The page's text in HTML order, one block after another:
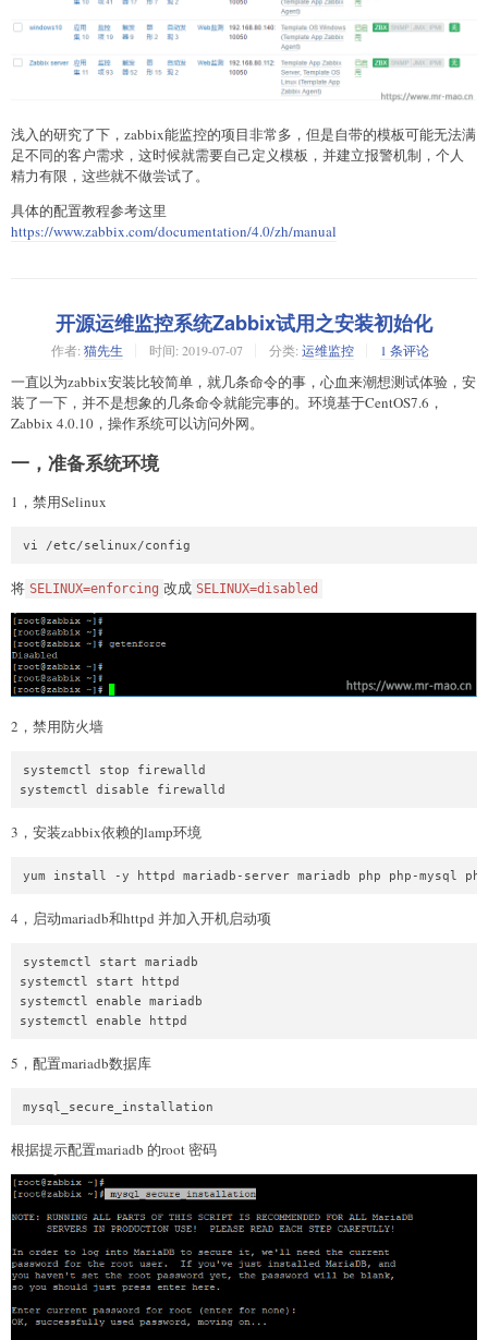
浅入的研究了下，zabbix能监控的项目非常多，但是自带的模板可能无法满
足不同的客户需求，这时候就需要自己定义模板，并建立报警机制，个人
精力有限，这些就不做尝试了。
具体的配置教程参考这里
https://www.zabbix.com/documentation/4.0/zh/manual
开源运维监控系统Zabbix试用之安装初始化
作者: 猫先生 时间: 2019-07-07 分类: 运维监控 1 条评论
一直以为zabbix安装比较简单，就几条命令的事，心血来潮想测试体验，安
装了一下，并不是想象的几条命令就能完事的。环境基于CentOS7.6，
Zabbix 4.0.10，操作系统可以访问外网。
一，准备系统环境
1，禁用Selinux
vi /etc/selinux/config
将 SELINUX=enforcing 改成 SELINUX=disabled
2，禁用防火墙
systemctl stop firewalld
systemctl disable firewalld
3，安装zabbix依赖的lamp环境
yum install -y httpd mariadb-server mariadb php php-mysql
4，启动mariadb和httpd 并加入开机启动项
systemctl start mariadb
systemctl start httpd
systemctl enable mariadb
systemctl enable httpd
5，配置mariadb数据库
mysql_secure_installation
根据提示配置mariadb 的root 密码